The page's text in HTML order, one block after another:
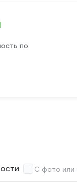
по
С фото или